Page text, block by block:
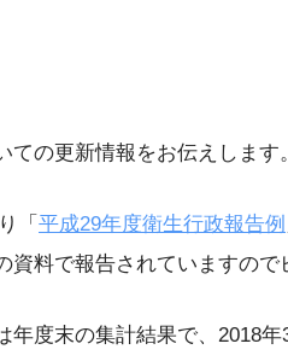
ての更新情報をお伝えします。
「 平成29年度衛生行政報告例
料で報告されていますので
年度末の集計結果で、2018